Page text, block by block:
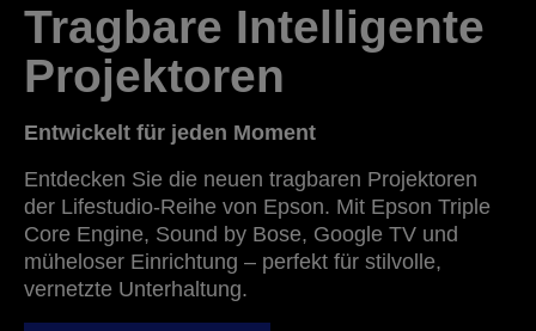
Tragbare Intelligente
Projektoren
Entwickelt für jeden Moment
Entdecken Sie die neuen tragbaren Projektoren
der Lifestudio-Reihe von Epson. Mit Epson Triple
Core Engine, Sound by Bose, Google TV und
müheloser Einrichtung – perfekt für stilvolle,
vernetzte Unterhaltung.